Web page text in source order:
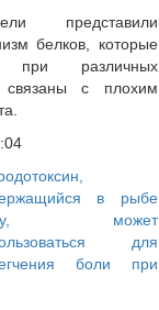
представили
белков, которые
при различных
с плохим
в рыбе
может
для
боли при